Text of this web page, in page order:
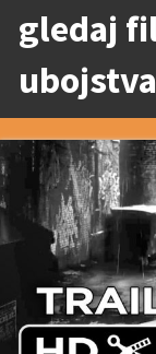
gledaj